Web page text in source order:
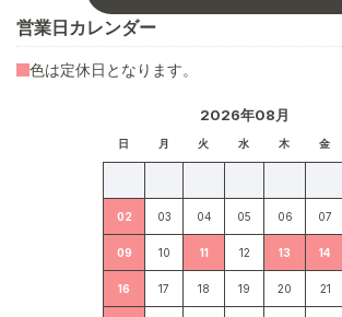
営業日カレンダー
2026年08月
日 月 火 水 木 金
02 03 04 05 06 07
09 10 11 12 13 14
16 17 18 19 20 21
色は定休日となります。